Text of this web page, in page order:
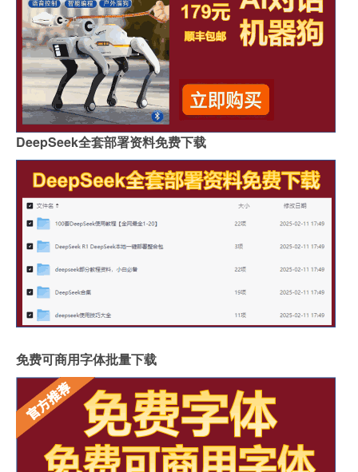
DeepSeek全套部署资料免费下载
免费可商用字体批量下载